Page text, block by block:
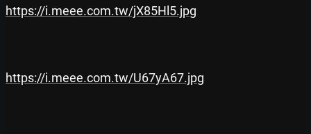
https://i.meee.com.tw/jX85Hl5.jpg
https://i.meee.com.tw/U67yA67.jpg